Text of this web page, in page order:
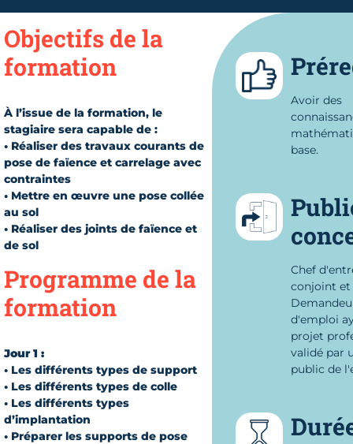
Objectifs de la
formation
À l’issue de la formation, le
stagiaire sera capable de :
• Réaliser des travaux courants de
pose de faïence et carrelage avec
contraintes
• Mettre en œuvre une pose collée
au sol
• Réaliser des joints de faïence et
de sol
Programme de la
formation
Jour 1 :
• Les différents types de support
• Les différents types de colle
• Les différents types
d’implantation
• Préparer les supports de pose
Avoir des
base.
Chef
conjoint et
d'emploi
projet
validé par
public de